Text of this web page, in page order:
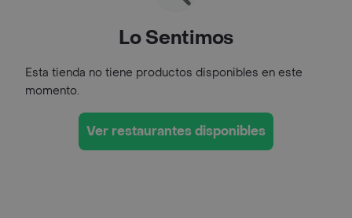
Lo Sentimos
Esta tienda no tiene productos disponibles en este
momento.
Ver restaurantes disponibles